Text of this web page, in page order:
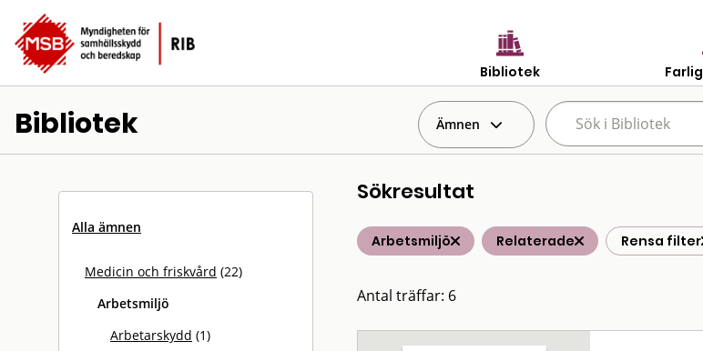
Bibliotek
Bibliotek Ämnen
Alla ämnen
Medicin och friskvård (22)
Arbetsmiljö
Arbetarskydd (1)
Sökresultat
Arbetsmiljö Relaterade Rensa filter
Antal träffar: 6